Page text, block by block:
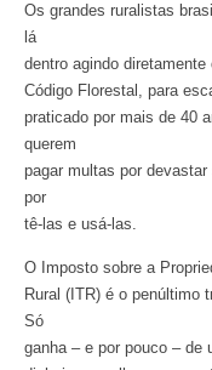
Os grandes ruralistas
lá
dentro agindo
Código Florestal, para
praticado por mais de 40
querem
pagar multas por
por
tê-las e usá-las.
O Imposto sobre a
Rural (ITR) é o penúltimo
Só
ganha – e por pouco – de